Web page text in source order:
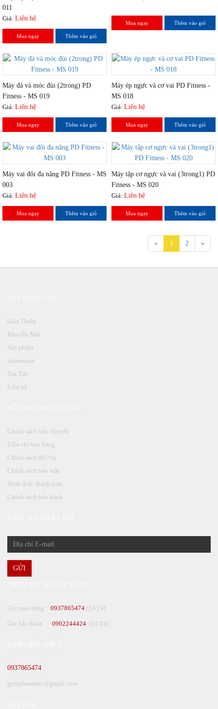
011
Giá: Liên hệ
Mua ngay Thêm vào giỏ
Mua ngay Thêm vào giỏ
Máy đá và móc đùi (2trong) PD
Fitness - MS 019
Giá: Liên hệ
Mua ngay Thêm vào giỏ
Máy ép ngực và cơ vai PD Fitness -
MS 018
Giá: Liên hệ
Mua ngay Thêm vào giỏ
Máy vai đôi đa năng PD Fitness - MS
003
Giá: Liên hệ
Mua ngay Thêm vào giỏ
Máy tập cơ ngực và vai (3trong1) PD
Fitness - MS 020
Giá: Liên hệ
Mua ngay Thêm vào giỏ
« 1 2 »
Giới Thiệu
Khuyến Mãi
Sản phẩm
showroom
Tin Tức
Liên hệ
Chính sách vận chuyển
Tiêu chí bán hàng
Chính sách đổi/trả
Chính sách bảo mật
Hình thức thanh toán
Chính sách bảo hành
GỬI
Gọi mua hàng : 0937865474 (24/24)
Gọi bảo hành : 0902244424 (24/24)
0937865474
gymphamduy@gmail.com